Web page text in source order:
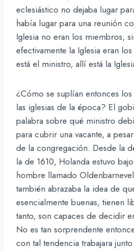
eclesiástico no dejaba lugar
había lugar para una reunión
Iglesia no eran los miembros,
efectivamente la Iglesia eran
está el ministro, allí está la
¿Cómo se suplían entonces
las iglesias de la época? El
palabra sobre qué ministro
para cubrir una vacante, a
de la congregación. Desde la
la de 1610, Holanda estuvo
hombre llamado
también abrazaba la idea de
esencialmente buenas, tienen
tanto, son capaces de decidir
No es tan sorprendente
con tal tendencia trabajara